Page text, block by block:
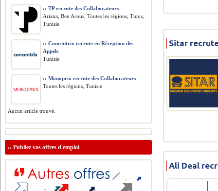
Sitar
Ali Deal
›› TP recrute des Collaborateurs
Ariana, Ben Arous, Toutes les régions, Tunis,
Tunisie
›› Concentrix recrute en Réception des
Appels
Tunisie
›› Monoprix recrute des Collaborateurs
Toutes les régions, Tunisie
Aucun article trouvé.
››Publiez vos offres d'emploi